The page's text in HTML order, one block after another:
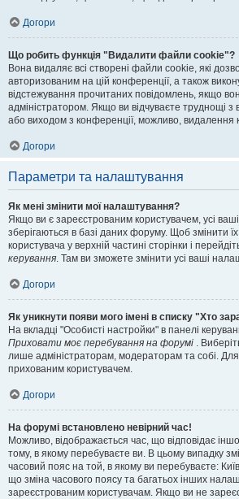
Догори
Що робить функція "Видалити файли cookie"?
Вона видаляє всі створені файли cookie, які
авторизованим на цій конференції, а також
відстежування прочитаних повідомлень, якщо
адміністратором. Якщо ви відчуваєте труднощі
або виходом з конференції, можливо, видалення
Догори
Параметри та налаштування
Як мені змінити мої налаштування?
Якщо ви є зареєстрованим користувачем, усі
зберігаються в базі даних форуму. Щоб змінити
користувача у верхній частині сторінки і
керування. Там ви зможете змінити усі ваші
Догори
Як уникнути появи мого імені в списку "Хто
На вкладці "Особисті настройки" в панелі
Приховати моє перебування на форумі .
лише адміністраторам, модераторам та собі. Для
прихованим користувачем.
Догори
На форумі встановлено невірний час!
Можливо, відображається час, що відповідає
тому, в якому перебуваєте ви. В цьому випадку
часовий пояс на той, в якому ви перебуваєте:
що зміна часового поясу та багатьох інших
зареєстрованим користувачам. Якщо ви не